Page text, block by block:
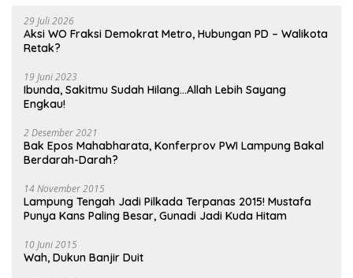
29 Juli 2026
Aksi WO Fraksi Demokrat Metro, Hubungan PD – Walikota
Retak?
19 Juni 2023
Ibunda, Sakitmu Sudah Hilang…Allah Lebih Sayang
Engkau!
2 Desember 2021
Bak Epos Mahabharata, Konferprov PWI Lampung Bakal
Berdarah-Darah?
14 November 2015
Lampung Tengah Jadi Pilkada Terpanas 2015! Mustafa
Punya Kans Paling Besar, Gunadi Jadi Kuda Hitam
10 Juni 2015
Wah, Dukun Banjir Duit